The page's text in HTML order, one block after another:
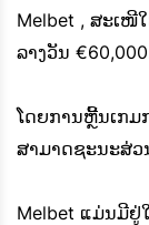
Melbet , ສະເໜີ
ລາງວັນ
ໂດຍການຫຼີ້ນເກມ
ສາມາດຊະນະສ່ວ
Melbet ແມ່ນມີຢູ່